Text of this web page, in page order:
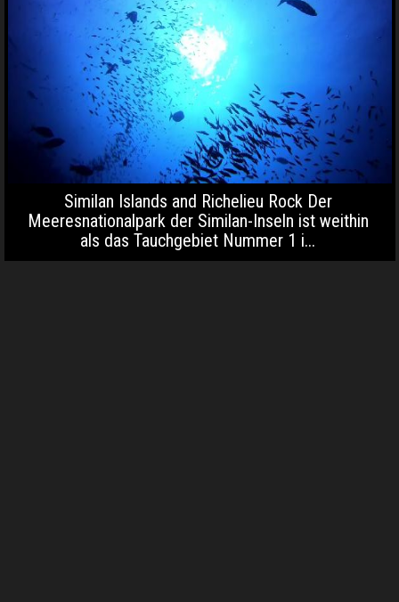
Similan Islands and Richelieu Rock Der
Meeresnationalpark der Similan-Inseln ist weithin
als das Tauchgebiet Nummer 1 i...